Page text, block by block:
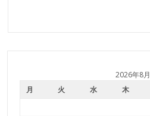
2026年8月
月
火 水 木